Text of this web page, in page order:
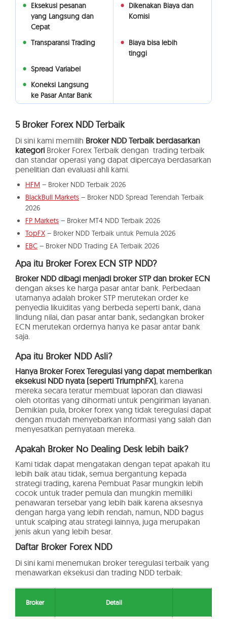
Eksekusi pesanan
yang Langsung dan
Cepat
Dikenakan Biaya dan
Komisi
Transparansi Trading
Biaya bisa lebih
tinggi
Spread Variabel
Koneksi Langsung
ke Pasar Antar Bank
5 Broker Forex NDD Terbaik
Di sini kami memilih Broker NDD Terbaik berdasarkan
kategoriBroker Forex Terbaik dengan trading terbaik
dan standar operasi yang dapat dipercaya berdasarkan
penelitian dan evaluasi ahli kami.
HFM – Broker NDD Terbaik 2026
BlackBull Markets – Broker NDD Spread Terendah Terbaik
2026
FP Markets – Broker MT4 NDD Terbaik 2026
TopFX – Broker NDD Terbaik untuk Pemula 2026
EBC – Broker NDD Trading EA Terbaik 2026
Apa itu Broker Forex ECN STP NDD?
Broker NDD dibagi menjadi broker STP dan broker ECN
dengan akses ke harga pasar antar bank. Perbedaan
utamanya adalah broker STP merutekan order ke
penyedia likuiditas yang berbeda seperti bank, dana
lindung nilai, dan pasar antar bank, sedangkan broker
ECN merutekan ordernya hanya ke pasar antar bank
saja.
Apa itu Broker NDD Asli?
Hanya Broker Forex Teregulasi yang dapat memberikan
eksekusi NDD nyata (seperti TriumphFX), karena
mereka secara teratur membuat laporan dan diawasi
oleh otoritas yang dihormati untuk pengiriman layanan.
Demikian pula, broker forex yang tidak teregulasi dapat
dengan mudah menyebarkan informasi yang salah dan
menyesatkan pernyataan mereka.
Apakah Broker No Dealing Desk lebih baik?
Kami tidak dapat mengatakan dengan tepat apakah itu
lebih baik atau tidak, semua bergantung kepada
strategi trading, karena Pembuat Pasar mungkin lebih
cocok untuk trader pemula dan mungkin memiliki
penawaran tersebar yang lebih baik karena aksesnya
dengan harga yang lebih rendah, namun, NDD bagus
untuk scalping atau strategi lainnya, juga merupakan
jenis akun yang lebih besar.
Daftar Broker Forex NDD
Di sini kami menemukan broker teregulasi terbaik yang
menawarkan eksekusi dan trading NDD terbaik:
Broker Detail